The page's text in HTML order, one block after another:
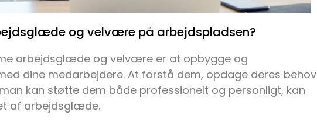
og velvære på arbejdspladsen?
arbejdsglæde og velvære er at opbygge og
dine medarbejdere. At forstå dem, opdage deres behov
kan støtte dem både professionelt og personligt, kan
af arbejdsglæde.